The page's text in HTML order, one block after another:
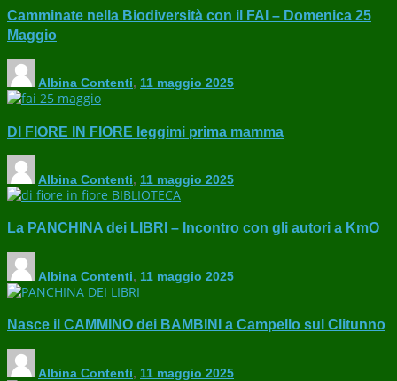
Camminate nella Biodiversità con il FAI – Domenica 25
Maggio
Albina Contenti, 11 maggio 2025
DI FIORE IN FIORE leggimi prima mamma
Albina Contenti, 11 maggio 2025
La PANCHINA dei LIBRI – Incontro con gli autori a KmO
Albina Contenti, 11 maggio 2025
Nasce il CAMMINO dei BAMBINI a Campello sul Clitunno
Albina Contenti, 11 maggio 2025